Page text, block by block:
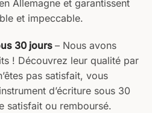
Allemagne et garantissent
et impeccable.
30 jours– Nous avons
! Découvrez leur qualité par
pas satisfait, vous
d’écriture sous 30
satisfait ou remboursé.